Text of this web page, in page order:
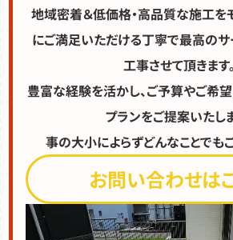
地域密着＆低価格・高品質な施工を
にご満足いただける丁寧で最高の
工事させて頂きます。
豊富な経験を活かし、ご予算やご希
プランをご提案いたし
事の大小によらずどんなことでも
お問い合わせは